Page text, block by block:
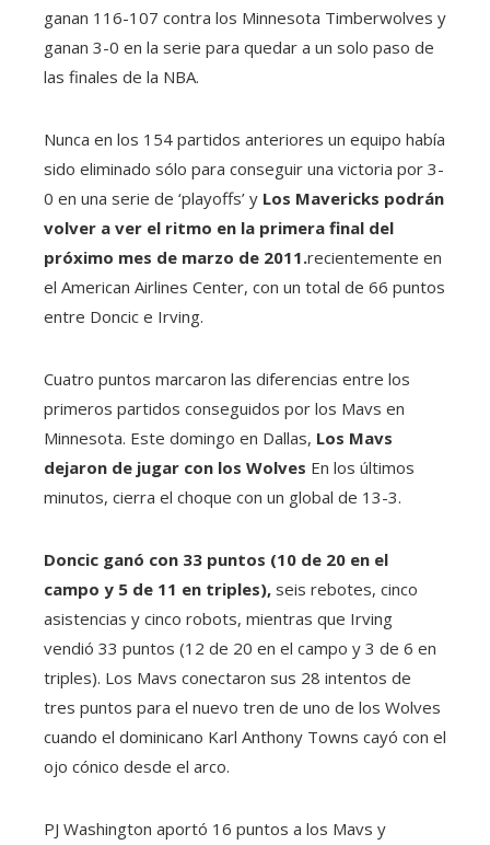
ganan 116-107 contra los Minnesota Timberwolves y
ganan 3-0 en la serie para quedar a un solo paso de
las finales de la NBA.
Nunca en los 154 partidos anteriores un equipo había
sido eliminado sólo para conseguir una victoria por 3-
0 en una serie de ‘playoffs’ y Los Mavericks podrán
volver a ver el ritmo en la primera final del
próximo mes de marzo de 2011.recientemente en
el American Airlines Center, con un total de 66 puntos
entre Doncic e Irving.
Cuatro puntos marcaron las diferencias entre los
primeros partidos conseguidos por los Mavs en
Minnesota. Este domingo en Dallas, Los Mavs
dejaron de jugar con los Wolves En los últimos
minutos, cierra el choque con un global de 13-3.
Doncic ganó con 33 puntos (10 de 20 en el
campo y 5 de 11 en triples), seis rebotes, cinco
asistencias y cinco robots, mientras que Irving
vendió 33 puntos (12 de 20 en el campo y 3 de 6 en
triples). Los Mavs conectaron sus 28 intentos de
tres puntos para el nuevo tren de uno de los Wolves
cuando el dominicano Karl Anthony Towns cayó con el
ojo cónico desde el arco.
PJ Washington aportó 16 puntos a los Mavs y